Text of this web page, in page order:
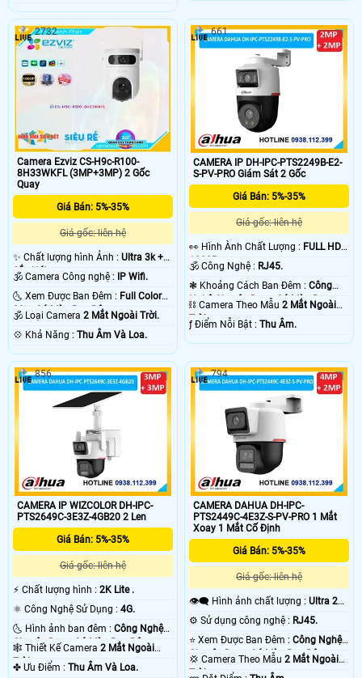
Camera Ezviz CS-H9c-R100-
8H33WKFL (3MP+3MP) 2 Gốc
Quay
Giá Bán: 5%-35%
Giá gốc: liên hệ
✨ Chất lượng hình Ảnh : Ultra 3k +
Sắc Nét .
🕉️ Camera Công nghệ :
IP Wifi.
🌜 Xem Được Ban Đêm : Full Color
30m Có Màu Ban Ðêm.
🕉️ Loại Camera 2 Mắt Ngoài Trời.
️💠 Khả Năng : Thu Âm Và Loa.
2732
CAMERA IP DH-IPC-PTS2249B-E2-
S-PV-PRO Giám Sát 2 Gốc
Giá Bán: 5%-35%
Giá gốc: liên hệ
️👀 Hình Ành Chất Lượng : FULL HD
1080P .
🕉️ Công Nghệ : RJ45.
❃ Khoảng Cách Ban Đêm :Công
Nghệ Chuyên Dụng Có Màu Ban
Ðêm.
⛓ Camera Theo Mẫu2 Mắt Ngoài
Trời.
️ƒ Điểm Nỗi Bật :Thu Âm.
661
CAMERA IP WIZCOLOR DH-IPC-
PTS2649C-3E3Z-4GB20 2 Len
Giá Bán: 5%-35%
Giá gốc: liên hệ
️⚡ Chất lượng hình : 2K Lite .
⚛️ Công Nghệ Sử Dụng : 4G.
🌜 Hình ảnh ban đêm : Công Nghệ
Chuyên Dụng Có Màu Ban Ðêm.
🕸️ Thiết Kế Camera 2 Mắt Ngoài
Trời.
️✤ Ưu Điểm : Thu Âm Và Loa.
856
CAMERA DAHUA DH-IPC-
PTS2449C-4E3Z-S-PV-PRO 1 Mắt
Xoay 1 Mắt Cố Định
Giá Bán: 5%-35%
Giá gốc: liên hệ
👁️‍🗨 Hình ảnh chất lượng :Ultra 2k
+ .
⚙ Sử dụng công nghệ : RJ45.
⭐ Xem Được Ban Đêm :Công Nghệ
Chuyên Dụng Có Màu Ban Ðêm.
💢 Camera Theo Mẫu2 Mắt Ngoài
Trời.
794